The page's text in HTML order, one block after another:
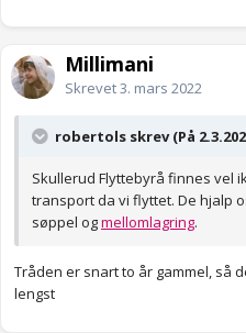
Millimani
Skrevet3. mars 2022
robertols skrev (På
Skullerud Flyttebyrå finnes vel
transport da vi flyttet. De hjalp
søppel ogmellomlagring.
Tråden er snart to år gammel, så
lengst